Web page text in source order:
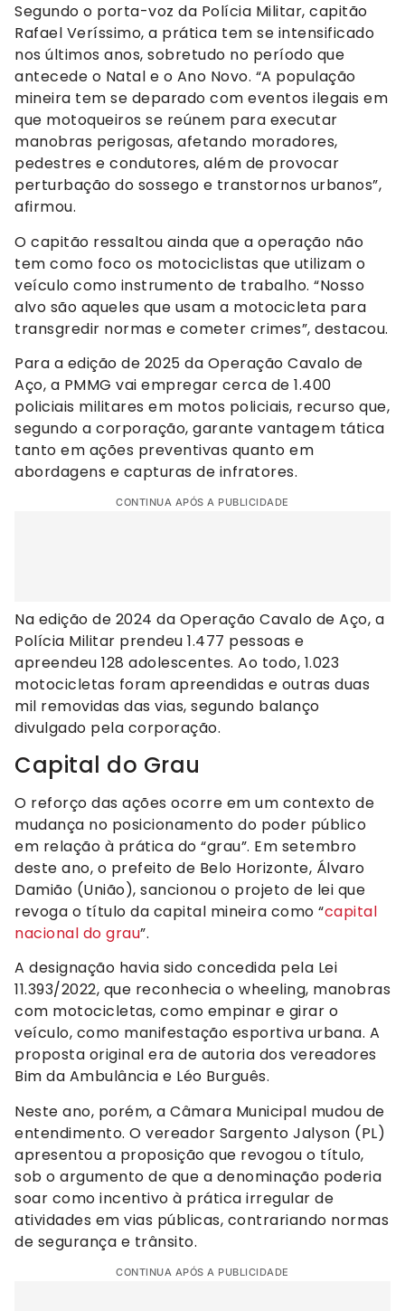
Segundo o porta-voz da Polícia Militar, capitão
Rafael Veríssimo, a prática tem se intensificado
nos últimos anos, sobretudo no período que
antecede o Natal e o Ano Novo. “A população
mineira tem se deparado com eventos ilegais em
que motoqueiros se reúnem para executar
manobras perigosas, afetando moradores,
pedestres e condutores, além de provocar
perturbação do sossego e transtornos urbanos”,
afirmou.
O capitão ressaltou ainda que a operação não
tem como foco os motociclistas que utilizam o
veículo como instrumento de trabalho. “Nosso
alvo são aqueles que usam a motocicleta para
transgredir normas e cometer crimes”, destacou.
Para a edição de 2025 da Operação Cavalo de
Aço, a PMMG vai empregar cerca de 1.400
policiais militares em motos policiais, recurso que,
segundo a corporação, garante vantagem tática
tanto em ações preventivas quanto em
abordagens e capturas de infratores.
CONTINUA APÓS A PUBLICIDADE
Na edição de 2024 da Operação Cavalo de Aço, a
Polícia Militar prendeu 1.477 pessoas e
apreendeu 128 adolescentes. Ao todo, 1.023
motocicletas foram apreendidas e outras duas
mil removidas das vias, segundo balanço
divulgado pela corporação.
Capital do Grau
O reforço das ações ocorre em um contexto de
mudança no posicionamento do poder público
em relação à prática do “grau”. Em setembro
deste ano, o prefeito de Belo Horizonte, Álvaro
Damião (União), sancionou o projeto de lei que
revoga o título da capital mineira como “capital
nacional do grau”.
A designação havia sido concedida pela Lei
11.393/2022, que reconhecia o wheeling, manobras
com motocicletas, como empinar e girar o
veículo, como manifestação esportiva urbana. A
proposta original era de autoria dos vereadores
Bim da Ambulância e Léo Burguês.
Neste ano, porém, a Câmara Municipal mudou de
entendimento. O vereador Sargento Jalyson (PL)
apresentou a proposição que revogou o título,
sob o argumento de que a denominação poderia
soar como incentivo à prática irregular de
atividades em vias públicas, contrariando normas
de segurança e trânsito.
CONTINUA APÓS A PUBLICIDADE